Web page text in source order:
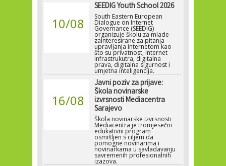
10/08
SEEDIG Youth School 2026
South Eastern European
Dialogue on Internet
Governance (SEEDIG)
organizuje školu za mlade
zainteresirane za pitanja
upravljanja internetom kao
što su privatnost, internet
infrastrukutra, digitalna
prava, digitalna sigurnost i
umjetna inteligencija.
16/08
Javni poziv za prijave:
Škola novinarske
izvrsnosti Mediacentra
Sarajevo
Škola novinarske izvrsnosti
Mediacentra je tromjesečni
edukativni program
osmišljen s ciljem da
pomogne novinarima i
novinarkama u savladavanju
savremenih profesionalnih
izazova.